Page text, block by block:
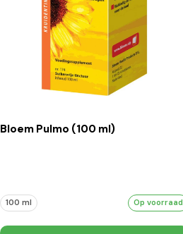
Bloem Pulmo (100 ml)
100 ml Op voorraad